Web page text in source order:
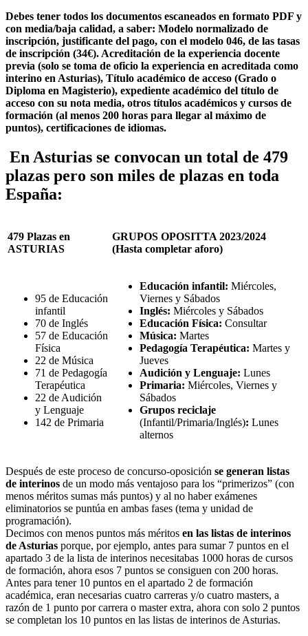
Debes tener todos los documentos escaneados en formato PDF y
con media/baja calidad, a saber: Modelo normalizado de
inscripción, justificante del pago, con el modelo 046, de las tasas
de inscripción (34€). Acreditación de la experiencia docente
previa (solo se toma de oficio la experiencia en acreditada como
interino en Asturias), Título académico de acceso (Grado o
Diploma en Magisterio), expediente académico del título de
acceso con su nota media, otros títulos académicos y cursos de
formación (al menos 200 horas para llegar al máximo de
puntos), certificaciones de idiomas.
En Asturias se convocan un total de 479
plazas pero son miles de plazas en toda
España:
479 Plazas en
ASTURIAS
GRUPOS OPOSITTA 2023/2024
(Hasta completar aforo)
95 de Educación
infantil
70 de Inglés
57 de Educación
Física
22 de Música
71 de Pedagogía
Terapéutica
22 de Audición
y Lenguaje
142 de Primaria
Educación infantil: Miércoles,
Viernes y Sábados
Inglés: Miércoles y Sábados
Educación Física: Consultar
Música: Martes
Pedagogía Terapéutica: Martes y
Jueves
Audición y Lenguaje: Lunes
Primaria: Miércoles, Viernes y
Sábados
Grupos reciclaje
(Infantil/Primaria/Inglés): Lunes
alternos
Después de este proceso de concurso-oposición se generan listas
de interinos de un modo más ventajoso para los “primerizos” (con
menos méritos sumas más puntos) y al no haber exámenes
eliminatorios se puntúa en ambas fases (tema y unidad de
programación).
Decimos con menos puntos más méritos en las listas de interinos
de Asturias porque, por ejemplo, antes para sumar 7 puntos en el
apartado 3 de la lista de interinos necesitabas 1000 horas de cursos
de formación, ahora esos 7 puntos se consiguen con 200 horas.
Antes para tener 10 puntos en el apartado 2 de formación
académica, eran necesarias cuatro carreras y/o cuatro masters, a
razón de 1 punto por carrera o master extra, ahora con solo 2 puntos
se completan los 10 puntos en las listas de interinos de Asturias.